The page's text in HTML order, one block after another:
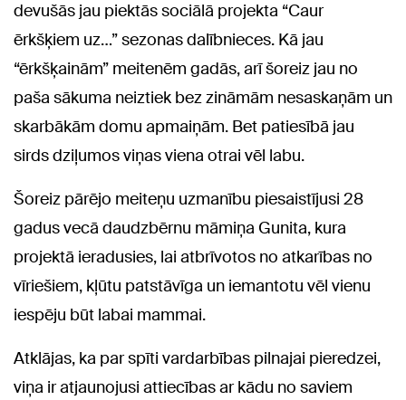
devušās jau piektās sociālā projekta “Caur
ērkšķiem uz…” sezonas dalībnieces. Kā jau
“ērkšķainām” meitenēm gadās, arī šoreiz jau no
paša sākuma neiztiek bez zināmām nesaskaņām un
skarbākām domu apmaiņām. Bet patiesībā jau
sirds dziļumos viņas viena otrai vēl labu.
Šoreiz pārējo meiteņu uzmanību piesaistījusi 28
gadus vecā daudzbērnu māmiņa Gunita, kura
projektā ieradusies, lai atbrīvotos no atkarības no
vīriešiem, kļūtu patstāvīga un iemantotu vēl vienu
iespēju būt labai mammai.
Atklājas, ka par spīti vardarbības pilnajai pieredzei,
viņa ir atjaunojusi attiecības ar kādu no saviem